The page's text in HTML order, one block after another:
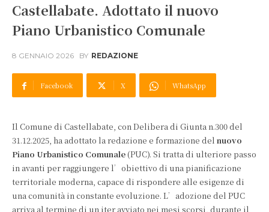
Castellabate. Adottato il nuovo
Piano Urbanistico Comunale
8 GENNAIO 2026 BY REDAZIONE
Facebook X WhatsApp
Il Comune di Castellabate, con Delibera di Giunta n.300 del
31.12.2025, ha adottato la redazione e formazione del nuovo
Piano Urbanistico Comunale (PUC). Si tratta di ulteriore passo
in avanti per raggiungere l’obiettivo di una pianificazione
territoriale moderna, capace di rispondere alle esigenze di
una comunità in constante evoluzione. L’adozione del PUC
arriva al termine di un iter avviato nei mesi scorsi, durante il